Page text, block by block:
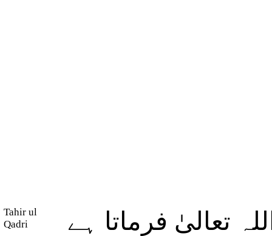
Tahir ul
Qadri
تعالیٰ فرماتا ہے